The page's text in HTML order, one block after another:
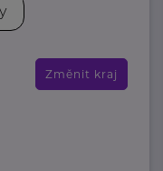
Změnit kraj